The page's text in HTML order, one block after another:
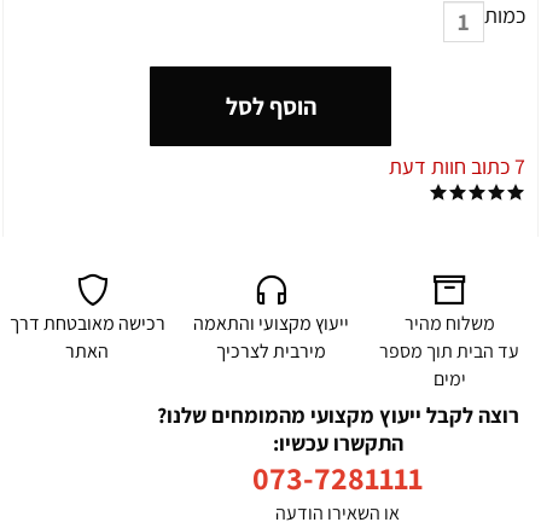
כמות
הוסף לסל
7 כתוב חוות דעת
משלוח מהיר
עד הבית תוך מספר
ימים
ייעוץ מקצועי והתאמה
מירבית לצרכיך
רכישה מאובטחת דרך
האתר
רוצה לקבל ייעוץ מקצועי מהמומחים שלנו?
התקשרו עכשיו:
073-7281111
או השאירו הודעה